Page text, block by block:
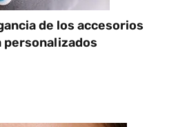
de los accesorios
personalizados